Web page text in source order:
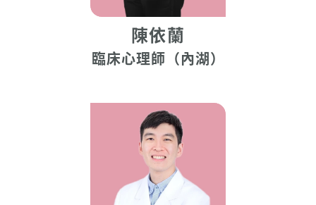
陳依蘭
臨床心理師（內湖）